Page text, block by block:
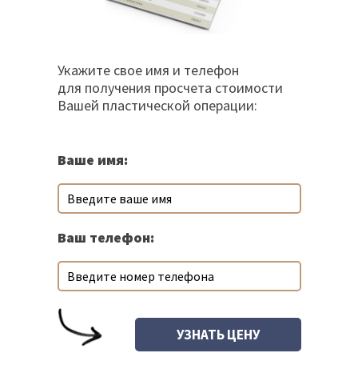
Укажите свое имя и телефон
для получения просчета стоимости
Вашей пластической операции:
Ваше имя:
Ваш телефон: